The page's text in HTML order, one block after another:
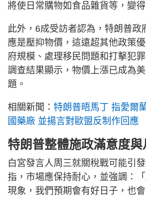
將使日常購物如食品雜貨等，變得
此外，6成受訪者認為，特朗普政
應是壓抑物價，這遠超其他政策
府規模、處理移民問題和打擊犯
調查結果顯示，物價上漲已成為
題。
相關新聞： 特朗普晤馬丁 指愛爾
國藥廠 並揚言對歐盟反制作回應
特朗普整體施政滿意度
白宮發言人周三就關稅戰可能引
指，市場應保持耐心，並強調：
現象，我們預期會有好日子，也